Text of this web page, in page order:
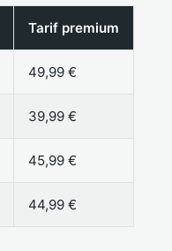
Tarif premium
49,99 €
39,99 €
45,99 €
44,99 €